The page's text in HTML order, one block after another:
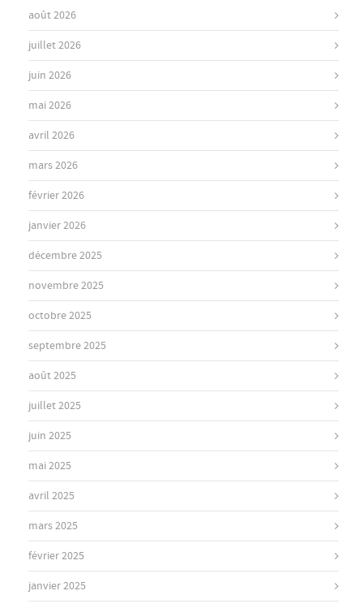
août 2026
juillet 2026
juin 2026
mai 2026
avril 2026
mars 2026
février 2026
janvier 2026
décembre 2025
novembre 2025
octobre 2025
septembre 2025
août 2025
juillet 2025
juin 2025
mai 2025
avril 2025
mars 2025
février 2025
janvier 2025